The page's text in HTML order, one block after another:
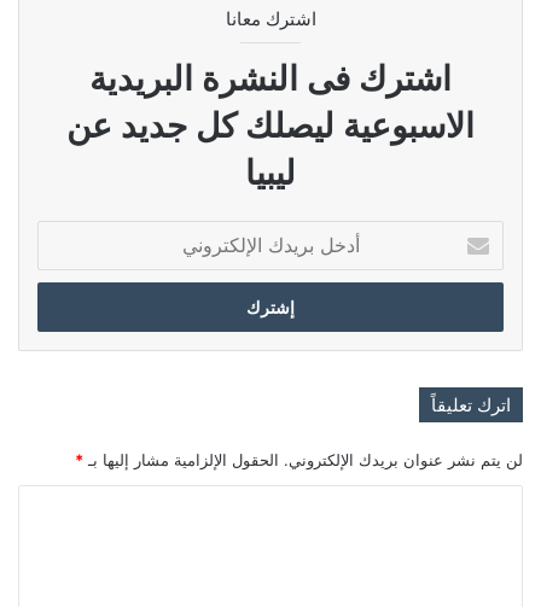
اشترك معانا
اشترك فى النشرة البريدية
الاسبوعية ليصلك كل جديد عن
ليبيا
بريدك
الإلكتروني
اترك تعليقاً
لن يتم نشر عنوان بريدك الإلكتروني. الحقول الإلزامية مشار إليها بـ *